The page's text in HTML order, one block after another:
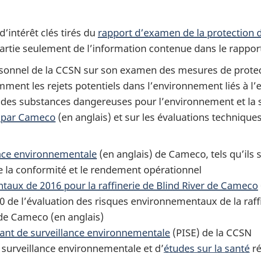
clés tirés du rapport d’examen de la protection
seulement de l’information contenue dans le
de la CCSN sur son examen des mesures de
les rejets potentiels dans l’environnement liés à
substances dangereuses pour l’environnement et la
Cameco (en anglais) et sur les évaluations
environnementale (en anglais) de Cameco, tels qu’ils
la conformité et le rendement opérationnel
de 2016 pour la raffinerie de Blind River de Cameco
de l’évaluation des risques environnementaux de la
Cameco (en anglais)
de surveillance environnementale (PISE) de la CCSN
environnementale et d’études sur la santé